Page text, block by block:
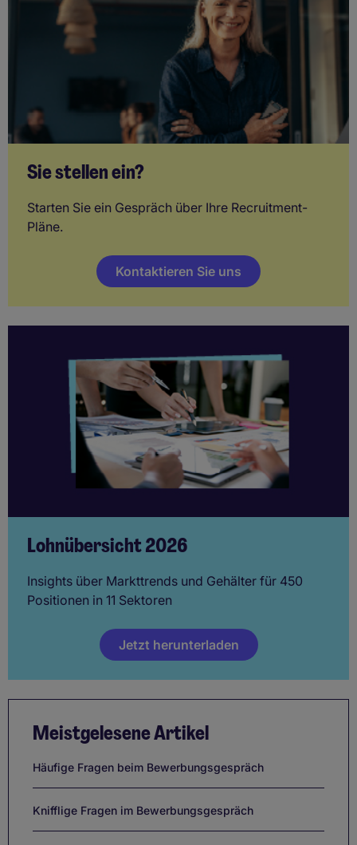
Sie stellen ein?
Starten Sie ein Gespräch über Ihre Recruitment-
Pläne.
Kontaktieren Sie uns
Lohnübersicht 2026
Insights über Markttrends und Gehälter für 450
Positionen in 11 Sektoren
Jetzt herunterladen
Meistgelesene Artikel
Häufige Fragen beim Bewerbungsgespräch
Knifflige Fragen im Bewerbungsgespräch